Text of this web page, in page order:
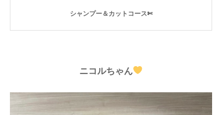
シャンプー＆カットコース✄
ニコルちゃん